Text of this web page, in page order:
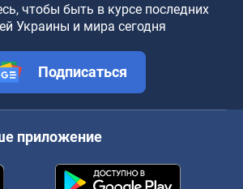
чтобы быть в курсе последних
Украины и мира сегодня
Подписаться
приложение